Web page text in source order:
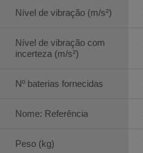
Nível de vibração (m/s²)
Nível de vibração com
incerteza (m/s²)
Nº baterias fornecidas
Nome: Referência
Peso (kg)